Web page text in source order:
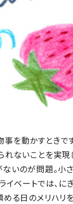
を動かすときで
ないことを実現
いのが問題。小
イベートでは、
る日のメリハリ